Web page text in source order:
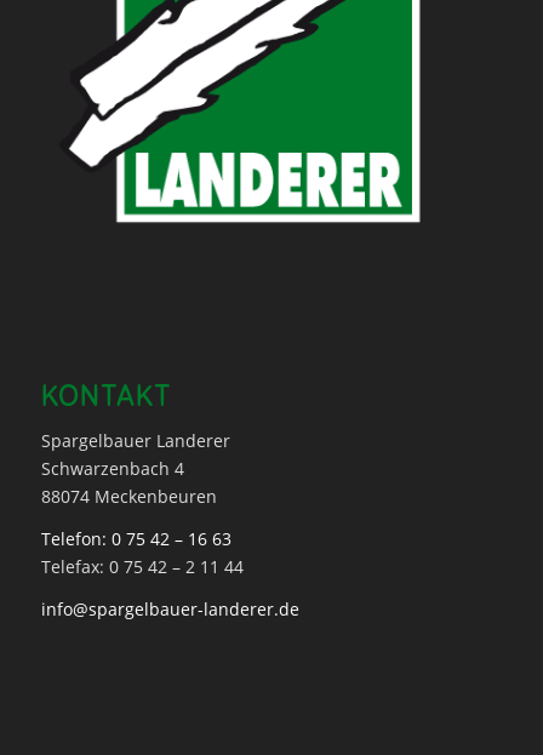
KONTAKT
Spargelbauer Landerer
Schwarzenbach 4
88074 Meckenbeuren
Telefon: 0 75 42 – 16 63
Telefax: 0 75 42 – 2 11 44
info@spargelbauer-landerer.de